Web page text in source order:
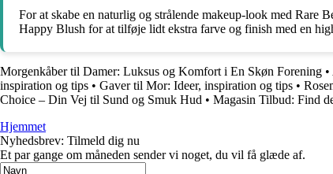
For at skabe en naturlig og strålende makeup-look med Rare
Happy Blush for at tilføje lidt ekstra farve og finish med en
Morgenkåber til Damer: Luksus og Komfort i En Skøn Forening •
inspiration og tips • Gaver til Mor: Ideer, inspiration og tips •
Choice – Din Vej til Sund og Smuk Hud • Magasin Tilbud: Find
Hjemmet
Nyhedsbrev: Tilmeld dig nu
Et par gange om måneden sender vi noget, du vil få glæde af.